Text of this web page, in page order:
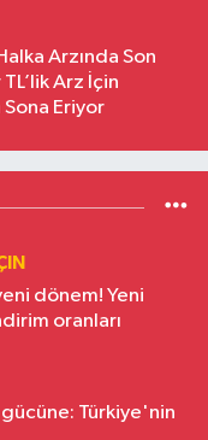
Arzında Son
Arz İçin
Eriyor
dönem! Yeni
oranları
Türkiye'nin